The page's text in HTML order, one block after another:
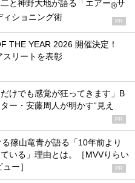
と神野大地が語る「エアー®サ
ィショニング術 PR
THE YEAR 2026 開催決定！
スリートを表彰
だけでも感覚が狂ってきます」B
ー・安藤周人が明かす“見え
PR
篠山竜青が語る「10年前より
いる」理由とは。［MVVりらい
ー］
PR